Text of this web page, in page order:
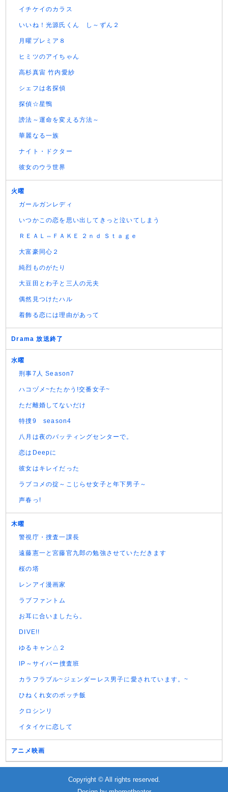
イチケイのカラス
いいね！光源氏くん し～ずん２
月曜プレミア８
ヒミツのアイちゃん
高杉真宙 竹内愛紗
シェフは名探偵
探偵☆星鴨
謗法～運命を変える方法～
華麗なる一族
ナイト・ドクター
彼女のウラ世界
火曜
ガールガンレディ
いつかこの恋を思い出してきっと泣いてしまう
ＲＥＡＬ⇔ＦＡＫＥ ２ｎｄ Ｓｔａｇｅ
大富豪同心２
純烈ものがたり
大豆田とわ子と三人の元夫
偶然見つけたハル
着飾る恋には理由があって
Drama 放送終了
水曜
刑事7人 Season7
ハコヅメ~たたかう!交番女子~
ただ離婚してないだけ
特捜9 season4
八月は夜のバッティングセンターで。
恋はDeepに
彼女はキレイだった
ラブコメの掟～こじらせ女子と年下男子～
声春っ!
木曜
警視庁・捜査一課長
遠藤憲一と宮藤官九郎の勉強させていただきます
桜の塔
レンアイ漫画家
ラブファントム
お耳に合いましたら。
DIVE!!
ゆるキャン△２
IP～サイバー捜査班
カラフラブル~ジェンダーレス男子に愛されています。~
ひねくれ女のボッチ飯
クロシンリ
イタイケに恋して
アニメ映画
Copyright © All rights reserved.